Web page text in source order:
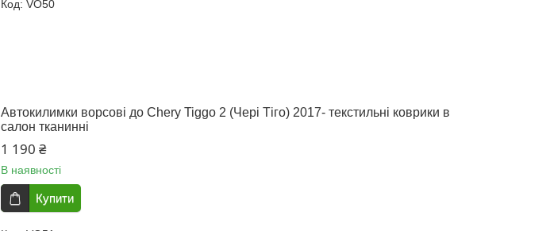
VO50
Автокилимки ворсові до Chery Tiggo 2 (Чері Тіго) 2017- текстильні коврики в
салон тканинні
1 190 ₴
В наявності
Купити